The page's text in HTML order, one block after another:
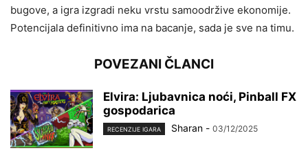
bugove, a igra izgradi neku vrstu samoodržive ekonomije.
Potencijala definitivno ima na bacanje, sada je sve na timu.
POVEZANI ČLANCI
Elvira: Ljubavnica noći, Pinball FX
gospodarica
RECENZIJE IGARA Sharan - 03/12/2025